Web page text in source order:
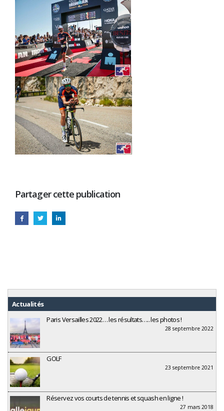
Partager cette publication
Actualités
Paris Versailles 2022… les résultats….. les photos !
28 septembre 2022
GOLF
23 septembre 2021
Réservez vos courts de tennis et squash en ligne !
27 mars 2018